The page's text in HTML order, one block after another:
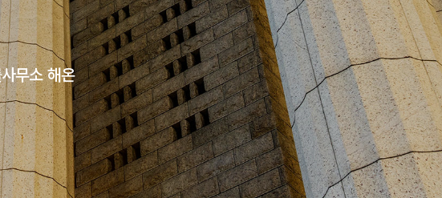
무소 해온